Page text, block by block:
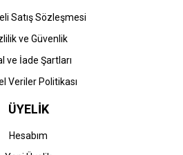
Satış Sözleşmesi
ve Güvenlik
ve İade Şartları
Veriler Politikası
ÜYELİK
Hesabım